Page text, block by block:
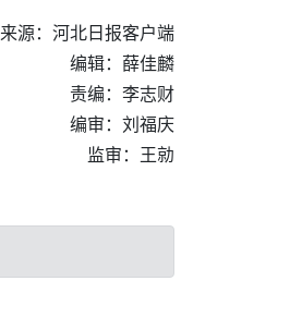
来源：河北日报客户端
编辑：薛佳麟
责编：李志财
编审：刘福庆
监审：王勍